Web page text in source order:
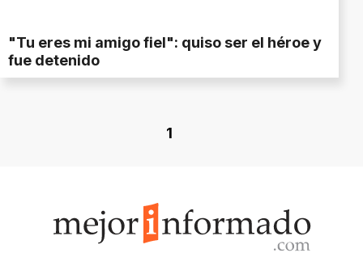
"Tu eres mi amigo fiel": quiso ser el héroe y
fue detenido
1